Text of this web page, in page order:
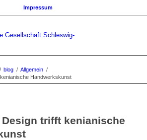
Impressum
/ blog / Allgemein /
Handwerkskunst
trifft kenianische